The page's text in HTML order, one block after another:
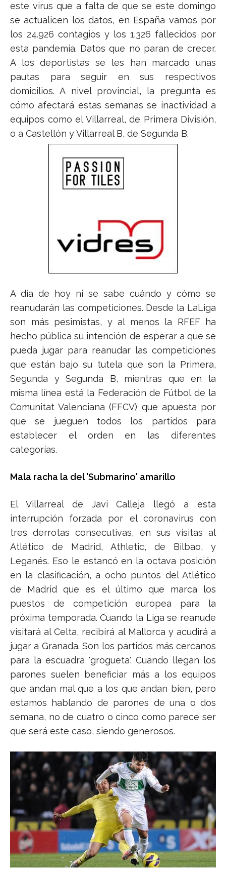
este virus que a falta de que se este domingo
se actualicen los datos, en España vamos por
los 24.926 contagios y los 1.326 fallecidos por
esta pandemia. Datos que no paran de crecer.
A los deportistas se les han marcado unas
pautas para seguir en sus respectivos
domicilios. A nivel provincial, la pregunta es
cómo afectará estas semanas se inactividad a
equipos como el Villarreal, de Primera División,
o a Castellón y Villarreal B, de Segunda B.
A día de hoy ni se sabe cuándo y cómo se
reanudarán las competiciones. Desde la LaLiga
son más pesimistas, y al menos la RFEF ha
hecho pública su intención de esperar a que se
pueda jugar para reanudar las competiciones
que están bajo su tutela que son la Primera,
Segunda y Segunda B, mientras que en la
misma línea está la Federación de Fútbol de la
Comunitat Valenciana (FFCV) que apuesta por
que se jueguen todos los partidos para
establecer el orden en las diferentes
categorías.
Mala racha la del 'Submarino' amarillo
El Villarreal de Javi Calleja llegó a esta
interrupción forzada por el coronavirus con
tres derrotas consecutivas, en sus visitas al
Atlético de Madrid, Athletic, de Bilbao, y
Leganés. Eso le estancó en la octava posición
en la clasificación, a ocho puntos del Atlético
de Madrid que es el último que marca los
puestos de competición europea para la
próxima temporada. Cuando la Liga se reanude
visitará al Celta, recibirá al Mallorca y acudirá a
jugar a Granada. Son los partidos más cercanos
para la escuadra 'grogueta'. Cuando llegan los
parones suelen beneficiar más a los equipos
que andan mal que a los que andan bien, pero
estamos hablando de parones de una o dos
semana, no de cuatro o cinco como parece ser
que será este caso, siendo generosos.